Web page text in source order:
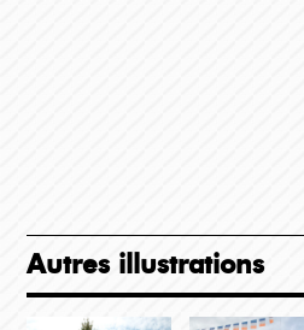
Autres illustrations